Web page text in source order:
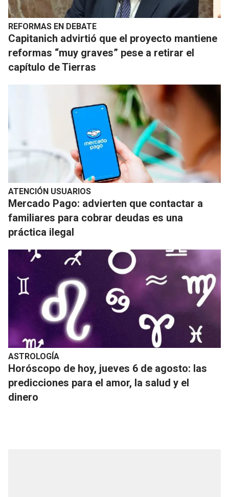
REFORMAS EN DEBATE
Capitanich advirtió que el proyecto mantiene
reformas “muy graves” pese a retirar el
capítulo de Tierras
ATENCIÓN USUARIOS
Mercado Pago: advierten que contactar a
familiares para cobrar deudas es una
práctica ilegal
ASTROLOGÍA
Horóscopo de hoy, jueves 6 de agosto: las
predicciones para el amor, la salud y el
dinero